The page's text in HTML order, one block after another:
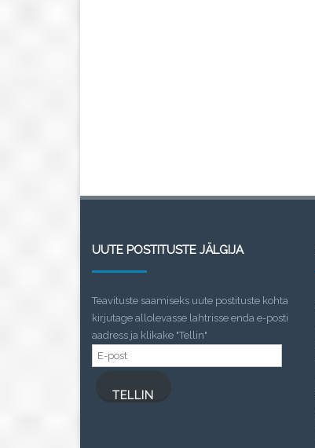
UUTE POSTITUSTE JÄLGIJA
Teavituste saamiseks uute postituste kohta
kirjutage allolevasse lahtrisse enda e-posti
aadress ja klikake "Tellin"
E-
post
TELLIN